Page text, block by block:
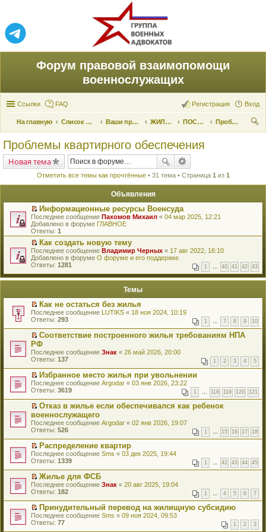
Форум правовой взаимопомощи
военнослужащих
Ссылки FAQ Вход
Регистрация
На главную Список форумов Ваши права и их реализация ЖИЛИЩНЫЕ ВОПРОСЫ ПОСТОЯННЫЕ КВАРТИРЫ
Проблемы квартирного обеспечения
Проблемы квартирного обеспечения
Новая тема
Отметить все темы как прочтённые• 31 тема • Страница 1 из 1
Объявления
П
е
р
е
й
т
и
к
е
о
м
у
н
е
п
р
о
ч
т
а
н
н
о
м
у
с
о
б
щ
е
н
и
ю
Информационные ресурсы Военсуда
Последнее сообщение Пахомов Михаил « 04 мар 2025, 12:21
Добавлено в форуме ГЛАВНОЕ
Ответы: 1
П
е
р
й
к
п
е
р
в
о
м
у
н
е
п
р
о
ч
и
т
а
н
н
о
м
у
с
о
о
б
щ
е
и
ю
Как создать новую тему
Последнее сообщение Владимир Черных « 17 авг 2022, 16:10
Добавлено в форуме О форуме и его поддержке
Ответы: 1281 1 … 40 41 42 43
Темы
П
е
е
й
т
и
к
п
е
р
в
м
у
н
е
п
р
о
ч
и
а
н
н
о
м
у
с
о
Как не остаться без жилья
Последнее сообщение LUTIKS « 18 ноя 2024, 10:19
Ответы: 293 1 … 7 8 9 10
П
е
р
е
й
т
и
к
п
е
р
в
о
м
у
н
е
п
р
о
ч
и
а
н
н
о
Соответствие построенного жилья требованиям НПА
РФ
Последнее сообщение Знак « 26 май 2026, 20:00
Ответы: 137 1 2 3 4 5
П
е
е
й
т
и
к
п
е
р
в
м
у
н
е
п
р
о
ч
Избранное место жилья при увольнении
Последнее сообщение Argodar « 03 янв 2026, 23:22
Ответы: 3619 1 … 118 119 120 121
П
е
р
е
й
т
и
к
п
е
р
в
м
у
н
е
Отказ в жилье если обеспечивался как ребенок
военнослужащего
Последнее сообщение Argodar « 02 янв 2026, 19:07
Ответы: 526 1 … 15 16 17 18
П
е
е
й
т
и
к
п
е
р
в
Распределение квартир
Последнее сообщение Sms « 03 дек 2025, 19:44
Ответы: 1339 1 … 42 43 44 45
П
е
е
й
т
и
Жилье для ФСБ
Последнее сообщение Знак « 20 авг 2025, 19:04
Ответы: 182 1 … 4 5 6 7
П
е
Принудительный перевод на жилищную субсидию
Последнее сообщение Sms « 09 ноя 2024, 09:53
Ответы: 77 1 2 3